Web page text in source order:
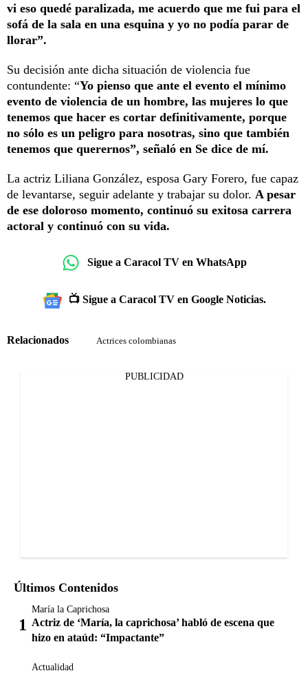
vi eso quedé paralizada, me acuerdo que me fui para el
sofá de la sala en una esquina y yo no podía parar de
llorar”.
Su decisión ante dicha situación de violencia fue
contundente: “Yo pienso que ante el evento el mínimo
evento de violencia de un hombre, las mujeres lo que
tenemos que hacer es cortar definitivamente, porque
no sólo es un peligro para nosotras, sino que también
tenemos que querernos”, señaló en Se dice de mí.
La actriz Liliana González, esposa Gary Forero, fue capaz
de levantarse, seguir adelante y trabajar su dolor. A pesar
de ese doloroso momento, continuó su exitosa carrera
actoral y continuó con su vida.
Sigue a Caracol TV en WhatsApp
📺 Sigue a Caracol TV en Google Noticias.
Relacionados Actrices colombianas
PUBLICIDAD
Últimos Contenidos
María la Caprichosa
Actriz de ‘María, la caprichosa’ habló de escena que
hizo en ataúd: “Impactante”
Actualidad